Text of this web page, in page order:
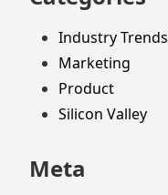
Industry Trends
Marketing
Product
Silicon Valley
Meta